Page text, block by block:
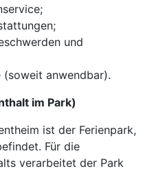
und
anwendbar).
im Park)
ist der Ferienpark,
Für die
verarbeitet der Park